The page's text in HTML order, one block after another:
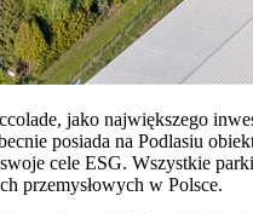
jako największego
posiada na Podlasiu
cele ESG. Wszystkie
przemysłowych w Polsce.